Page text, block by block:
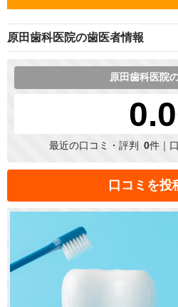
原田歯科医院の歯医者情報
原田歯科医院
最近の口コミ・評判 0件｜
口コミを投